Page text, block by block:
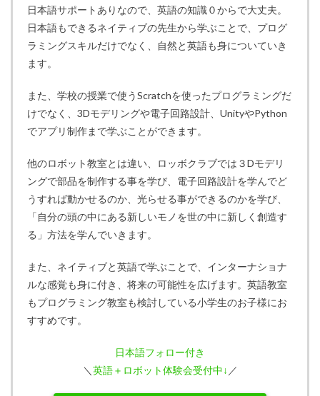
日本語サポートありなので、英語の知識０からで大丈夫。
日本語もできるネイティブの先生から学ぶことで、プログ
ラミングスキルだけでなく、自然と英語も身についていき
ます。
また、学校の授業で使うScratchを使ったプログラミングだ
けでなく、3Dモデリングや電子回路設計、UnityやPython
でアプリ制作まで学ぶことができます。
他のロボット教室とは違い、ロッボクラブでは３Dモデリ
ングで部品を制作する事を学び、電子回路設計を学んでど
うすれば動かせるのか、光らせる事ができるのかを学び、
「自分の頭の中にある新しいモノを世の中に新しく創造す
る」方法を学んでいきます。
また、ネイティブと英語で学ぶことで、インターナショナ
ルな感覚も身に付き、将来の可能性を広げます。英語教室
もプログラミング教室も検討している小学生のお子様にお
すすめです。
日本語フォロー付き
＼ 英語＋ロボット体験会受付中↓ ／